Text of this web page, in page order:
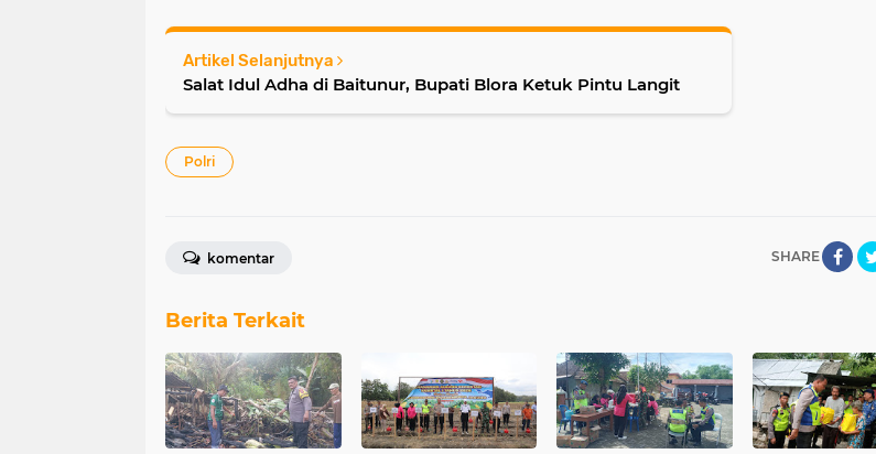
Artikel Selanjutnya
Salat Idul Adha di Baitunur, Bupati Blora Ketuk Pintu Langit
Polri
SHARE
komentar
Berita Terkait